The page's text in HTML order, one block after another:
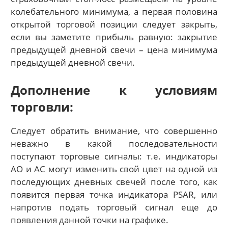
колебательного минимума, а первая половина
открытой торговой позиции следует закрыть,
если вы заметите прибыль равную: закрытие
предыдущей дневной свечи – цена минимума
предыдущей дневной свечи.
Дополнение к условиям
торговли:
Следует обратить внимание, что совершенно
неважно в какой последовательности
поступают торговые сигналы: т.е. индикаторы
АО и АС могут изменить свой цвет на одной из
последующих дневных свечей после того, как
появится первая точка индикатора PSAR, или
напротив подать торговый сигнал еще до
появления данной точки на графике.